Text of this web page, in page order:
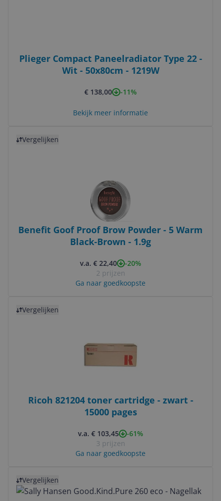
Plieger Compact Paneelradiator Type 22 -
Wit - 50x80cm - 1219W
€ 138,00 -11%
Bekijk meer informatie
Vergelijken
Benefit Goof Proof Brow Powder - 5 Warm
Black-Brown - 1.9g
v.a. € 22,40
-20%
2 prijzen
Ga naar goedkoopste
Vergelijken
Ricoh 821204 toner cartridge - zwart -
15000 pages
v.a. € 103,45
-61%
3 prijzen
Ga naar goedkoopste
Vergelijken